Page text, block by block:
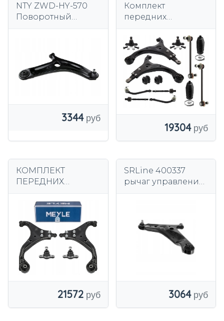
NTY ZWD-HY-570
Поворотный
3344
Комплект
передних
рычагов для Kia
Ceed и Hyundai i30
19304
КОМПЛЕКТ
ПЕРЕДНИХ
TUCSON JM KIA
SPORTAGE II 2
MEYLE
21572
SRLine 400337
рычаг управления,
3064